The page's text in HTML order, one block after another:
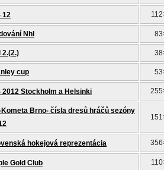
12
Nhl
2.(2.)
cup
2012 Stockholm a Helsinki
Kometa Brno- čísla dresů hráčů sezóny
hokejová reprezentácia
Gold Club